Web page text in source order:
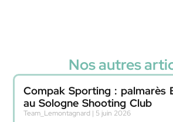
Nos autres
Compak Sporting : palmarès
au Sologne Shooting Club
Team_Lemontagnard 5 juin 2026